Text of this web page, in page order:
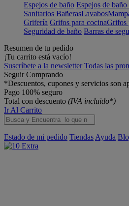
Espejos de baño Espejos de
Sanitarios BañerasLavabos
Grifería Grifos para cocinaGrifos
Seguridad de baño Barras de
Resumen de tu pedido
¡Tu carrito está vacío!
Suscríbete a la newsletter Todas las
Seguir Comprando
*Descuentos, cupones y servicios son
Pago 100% seguro
Total con descuento (IVA incluido*)
Ir Al Carrito
Estado de mi pedido Tiendas Ayuda